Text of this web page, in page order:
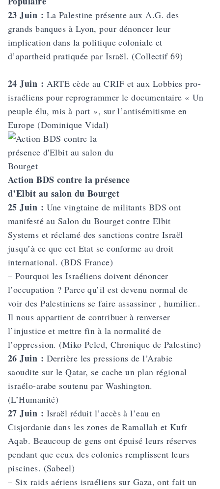
23 Juin : La Palestine présente aux A.G. des
grands banques à Lyon, pour dénoncer leur
implication dans la politique coloniale et
d’apartheid pratiquée par Israël. (Collectif 69)
24 Juin : ARTE cède au CRIF et aux Lobbies pro-
israéliens pour reprogrammer le documentaire « Un
peuple élu, mis à part », sur l’antisémitisme en
Europe (Dominique Vidal)
Action BDS contre la présence
d’Elbit au salon du Bourget
25 Juin : Une vingtaine de militants BDS ont
manifesté au Salon du Bourget contre Elbit
Systems et réclamé des sanctions contre Israël
jusqu’à ce que cet Etat se conforme au droit
international. (BDS France)
– Pourquoi les Israéliens doivent dénoncer
l’occupation ? Parce qu’il est devenu normal de
voir des Palestiniens se faire assassiner , humilier..
Il nous appartient de contribuer à renverser
l’injustice et mettre fin à la normalité de
l’oppression. (Miko Peled, Chronique de Palestine)
26 Juin : Derrière les pressions de l’Arabie
saoudite sur le Qatar, se cache un plan régional
israélo-arabe soutenu par Washington.
(L’Humanité)
27 Juin : Israël réduit l’accès à l’eau en
Cisjordanie dans les zones de Ramallah et Kufr
Aqab. Beaucoup de gens ont épuisé leurs réserves
pendant que ceux des colonies remplissent leurs
piscines. (Sabeel)
– Six raids aériens israéliens sur Gaza, ont fait un